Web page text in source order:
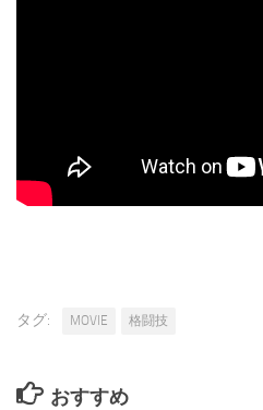
タグ: MOVIE 格闘技
おすすめ